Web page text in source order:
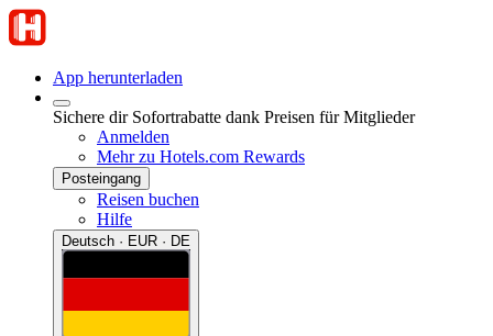
App herunterladen
Sichere dir Sofortrabatte dank Preisen für Mitglieder
Anmelden
Mehr zu Hotels.com Rewards
Posteingang
Reisen buchen
Hilfe
Deutsch · EUR · DE